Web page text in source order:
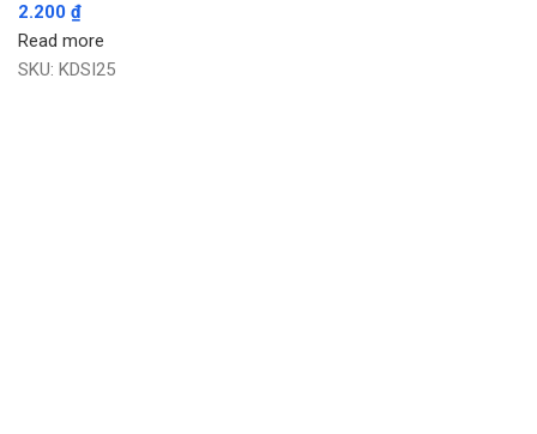
2.200 ₫
Read more
SKU: KDSI25